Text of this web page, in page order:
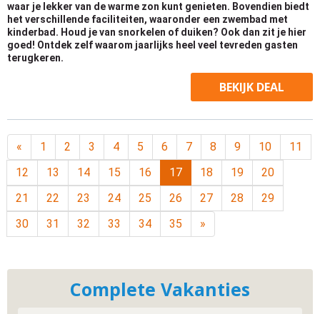
waar je lekker van de warme zon kunt genieten. Bovendien biedt
het verschillende faciliteiten, waaronder een zwembad met
kinderbad. Houd je van snorkelen of duiken? Ook dan zit je hier
goed! Ontdek zelf waarom jaarlijks heel veel tevreden gasten
terugkeren.
BEKIJK DEAL
« 1 2 3 4 5 6 7 8 9 10
11
12
13 14 15 16 17 18 19
20
21
22 23 24 25 26 27 28
29
30
31 32 33 34 35 »
Complete Vakanties